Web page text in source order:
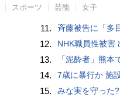
スポーツ 芸能 女子
11. 斉藤被告に「多
12. NHK職員性被害
13. 「泥酔者」熊本
14. 7歳に暴行か 施
15. みな実を守った